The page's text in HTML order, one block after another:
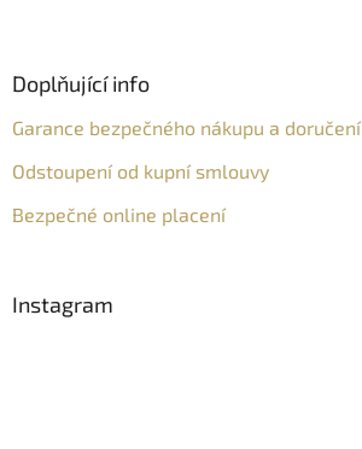
Doplňující info
Garance bezpečného nákupu a doručení
Odstoupení od kupní smlouvy
Bezpečné online placení
Instagram